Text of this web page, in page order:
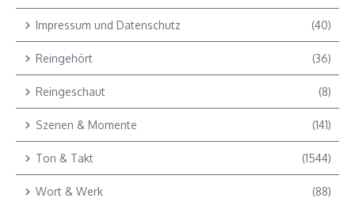
Impressum und Datenschutz (40)
Reingehört (36)
Reingeschaut (8)
Szenen & Momente (141)
Ton & Takt (1544)
Wort & Werk (88)